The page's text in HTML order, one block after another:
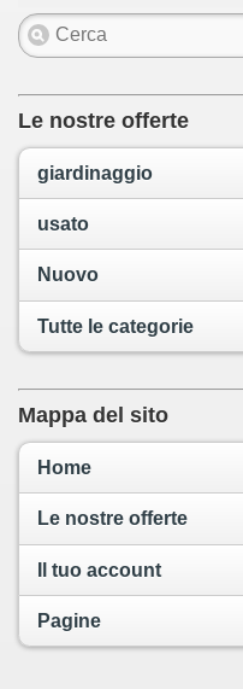
Le nostre offerte
giardinaggio
usato
Nuovo
Tutte le categorie
Mappa del sito
Home
Le nostre offerte
Il tuo account
Pagine